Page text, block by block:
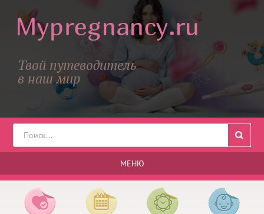
Твой путеводитель
в наш мир
МЕНЮ